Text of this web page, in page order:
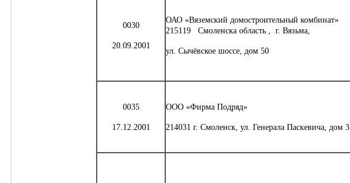
0030
20.09.2001
ОАО «Вяземский домостроительный комбинат»
215119 Смоленска область , г. Вязьма,
ул. Сычёвское шоссе, дом 50
0035
17.12.2001
ООО «Фирма Подряд»
214031 г. Смоленск, ул. Генерала Паскевича, дом 3